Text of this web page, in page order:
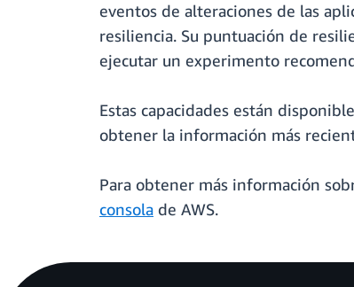
eventos de alteraciones de las
resiliencia. Su puntuación de
ejecutar un experimento
Estas capacidades están
obtener la información más
Para obtener más información
consola de AWS.